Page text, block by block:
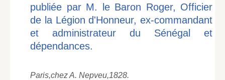
publiée par M. le Baron Roger, Officier
de la Légion d'Honneur, ex-commandant
et administrateur du Sénégal et
dépendances.
Paris,chez A. Nepveu,1828.